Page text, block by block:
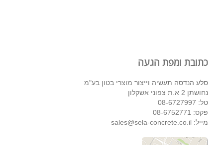
כתובת ומפת הגעה
סלע הנדסה תעשיה וייצור מוצרי בטון בע"מ
נחושתן 2 א.ת צפוני אשקלון
טל: 08-6727997
פקס: 08-6752771
מייל: sales@sela-concrete.co.il​